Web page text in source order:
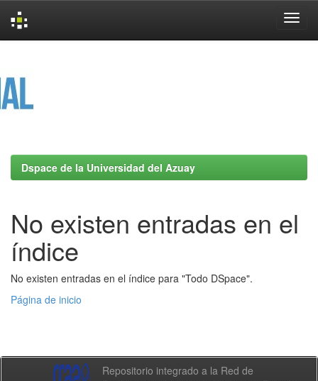
Dspace de la Universidad del Azuay
No existen entradas en el
índice
No existen entradas en el índice para "Todo DSpace".
Página de inicio
Repositorio integrado a la Red de